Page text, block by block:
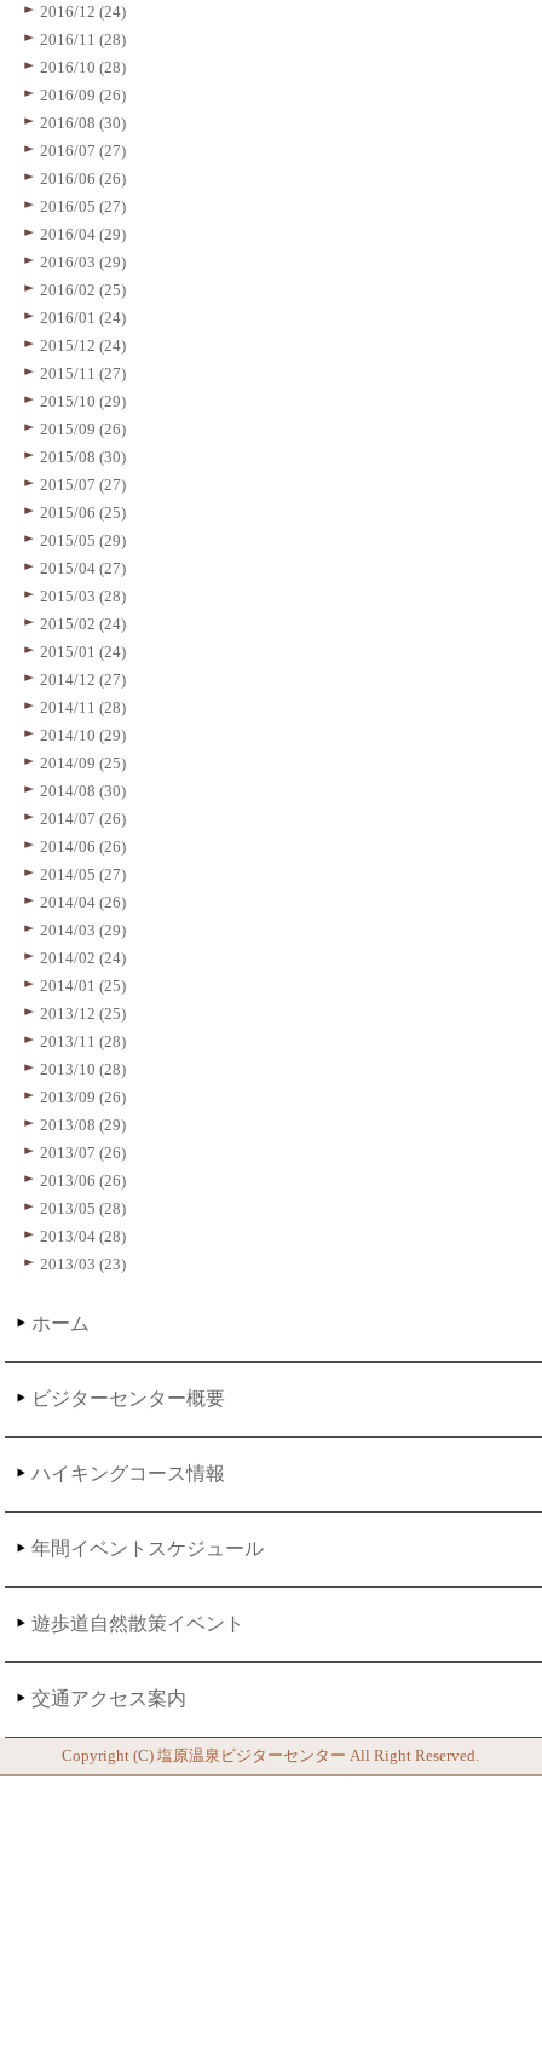
2016/12 (24)
2016/11 (28)
2016/10 (28)
2016/09 (26)
2016/08 (30)
2016/07 (27)
2016/06 (26)
2016/05 (27)
2016/04 (29)
2016/03 (29)
2016/02 (25)
2016/01 (24)
2015/12 (24)
2015/11 (27)
2015/10 (29)
2015/09 (26)
2015/08 (30)
2015/07 (27)
2015/06 (25)
2015/05 (29)
2015/04 (27)
2015/03 (28)
2015/02 (24)
2015/01 (24)
2014/12 (27)
2014/11 (28)
2014/10 (29)
2014/09 (25)
2014/08 (30)
2014/07 (26)
2014/06 (26)
2014/05 (27)
2014/04 (26)
2014/03 (29)
2014/02 (24)
2014/01 (25)
2013/12 (25)
2013/11 (28)
2013/10 (28)
2013/09 (26)
2013/08 (29)
2013/07 (26)
2013/06 (26)
2013/05 (28)
2013/04 (28)
2013/03 (23)
ホーム
ビジターセンター概要
ハイキングコース情報
年間イベントスケジュール
遊歩道自然散策イベント
交通アクセス案内
Copyright (C)塩原温泉ビジターセンター All Right Reserved.